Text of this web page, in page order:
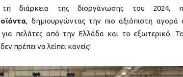
διάρκεια της διοργάνωσης του 2024,
, δημιουργώντας την πιο αξιόπιστη αγορά
πελάτες από την Ελλάδα και το εξωτερικό.
πρέπει να λείπει κανείς!